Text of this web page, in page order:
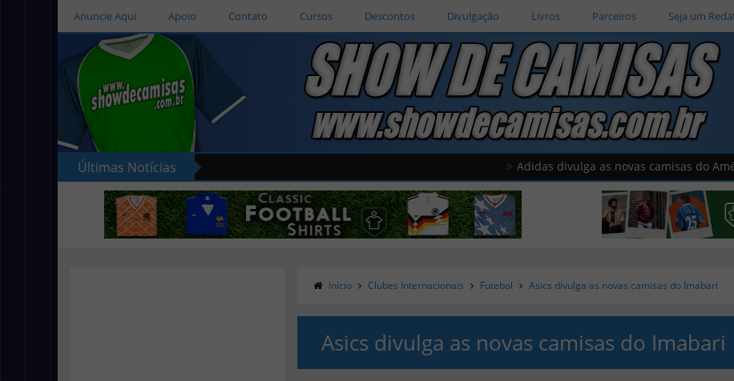
Anuncie Aqui Apoio Contato Cursos Descontos Divulgação Livros Parceiros Seja um
Últimas Notícias Adidas divulga as novas camisas do América do
Início Clubes Internacionais Futebol Asics divulga as novas camisas do Imabari
Asics divulga as novas camisas do Imabari